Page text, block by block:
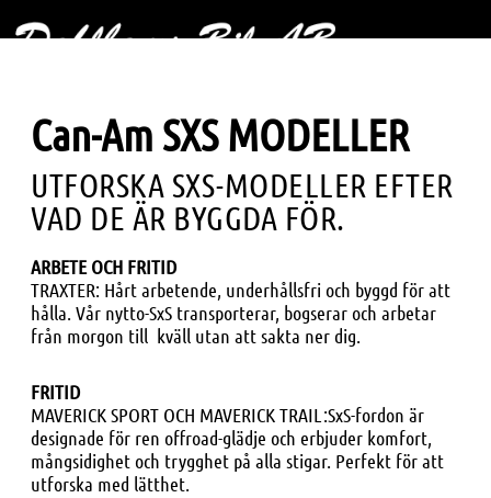
Can-Am SXS MODELLER
UTFORSKA SXS-MODELLER EFTER
VAD DE ÄR BYGGDA FÖR.
ARBETE OCH FRITID
TRAXTER: Hårt arbetende, underhållsfri och byggd för att
hålla. Vår nytto-SxS transporterar, bogserar och arbetar
från morgon till kväll utan att sakta ner dig.
FRITID
MAVERICK SPORT OCH MAVERICK TRAIL:SxS-fordon är
designade för ren offroad-glädje och erbjuder komfort,
mångsidighet och trygghet på alla stigar. Perfekt för att
utforska med lätthet.